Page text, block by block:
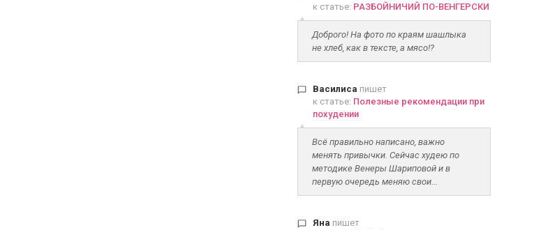
к статье: РАЗБОЙНИЧИЙ ПО-ВЕНГЕРСКИ
Доброго! На фото по краям шашлыка
не хлеб, как в тексте, а мясо!?
Василиса пишет
к статье: Полезные рекомендации при
похудении
Всё правильно написано, важно
менять привычки. Сейчас худею по
методике Венеры Шариповой и в
первую очередь меняю свои...
Яна пишет